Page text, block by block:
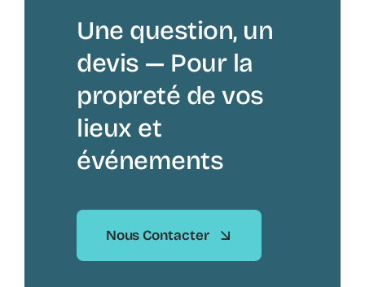
Une question, un
devis — Pour la
propreté de vos
lieux et
événements
Nous Contacter